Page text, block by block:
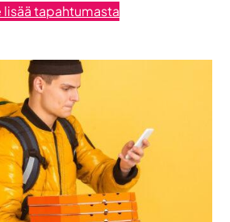
lisää tapahtumasta